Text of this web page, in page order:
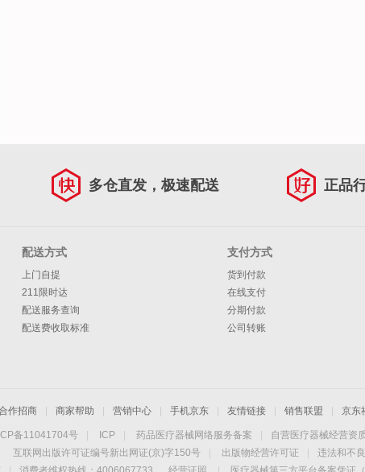
多仓直发，极速配送 正品
配送方式
上门自提
211限时达
配送服务查询
配送费收取标准
支付方式
货到付款
在线支付
分期付款
公司转账
作招商 商家帮助 营销中心 手机京东 友情链接 销售联盟 京东
备11041704号 ICP 药品医疗器械网络服务备案 自营医疗器械经营资
互联网出版许可证编号新出网证(京)字150号
出版物经营许可证
违法和不